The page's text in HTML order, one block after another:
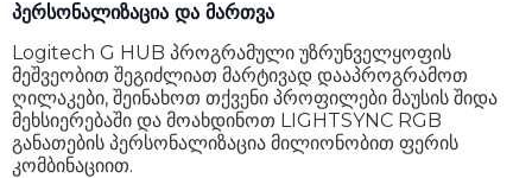
პერსონალიზაცია და მართვა
Logitech G HUB პროგრამული უზრუნველყოფის
მეშვეობით შეგიძლიათ მარტივად დააპროგრამოთ
ღილაკები, შეინახოთ თქვენი პროფილები მაუსის შიდა
მეხსიერებაში და მოახდინოთ LIGHTSYNC RGB
განათების პერსონალიზაცია მილიონობით ფერის
კომბინაციით.